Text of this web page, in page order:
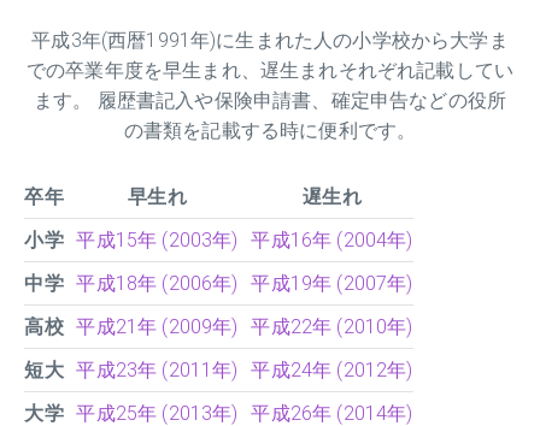
平成3年(西暦1991年)に生まれた人の小学校から大学ま
での卒業年度を早生まれ、遅生まれそれぞれ記載してい
ます。 履歴書記入や保険申請書、確定申告などの役所
の書類を記載する時に便利です。
卒年 早生れ
遅生れ
小学 平成15年 (2003年)
平成16年 (2004年)
中学 平成18年 (2006年)
平成19年 (2007年)
高校 平成21年 (2009年)
平成22年 (2010年)
短大 平成23年 (2011年)
平成24年 (2012年)
大学 平成25年 (2013年) 平成26年 (2014年)